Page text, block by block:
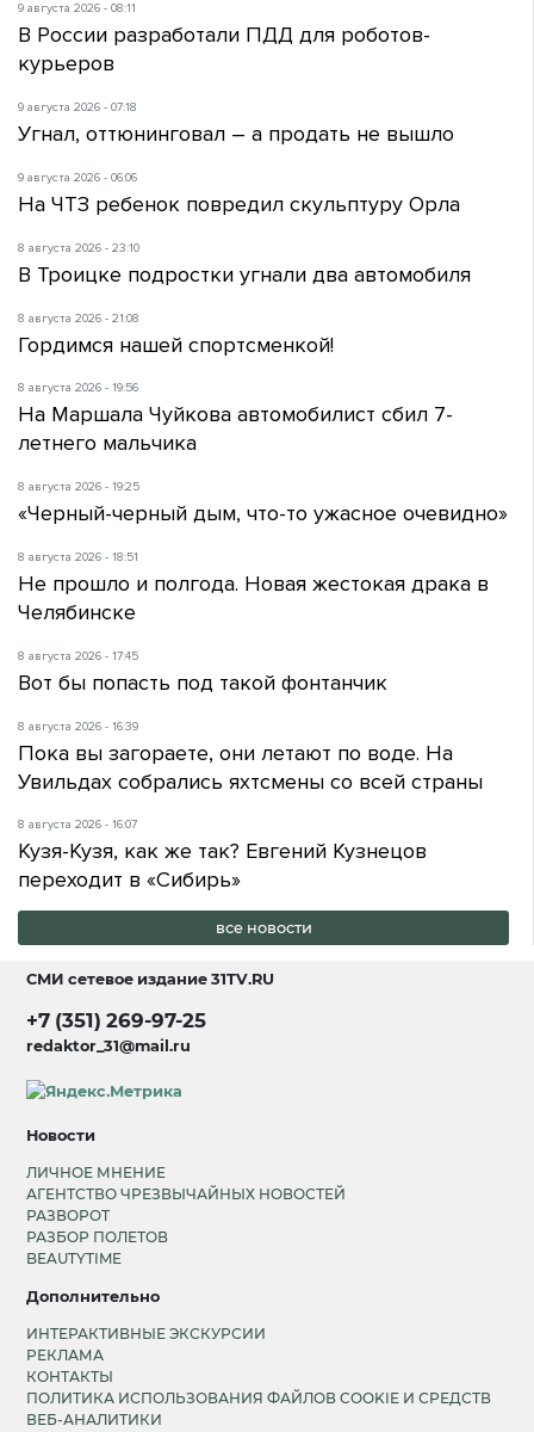
9 августа 2026 - 08:11
В России разработали ПДД для роботов-
курьеров
9 августа 2026 - 07:18
Угнал, оттюнинговал – а продать не вышло
9 августа 2026 - 06:06
На ЧТЗ ребенок повредил скульптуру Орла
8 августа 2026 - 23:10
В Троицке подростки угнали два автомобиля
8 августа 2026 - 21:08
Гордимся нашей спортсменкой!
8 августа 2026 - 19:56
На Маршала Чуйкова автомобилист сбил 7-
летнего мальчика
8 августа 2026 - 19:25
«Черный-черный дым, что-то ужасное очевидно»
8 августа 2026 - 18:51
Не прошло и полгода. Новая жестокая драка в
Челябинске
8 августа 2026 - 17:45
Вот бы попасть под такой фонтанчик
8 августа 2026 - 16:39
Пока вы загораете, они летают по воде. На
Увильдах собрались яхтсмены со всей страны
8 августа 2026 - 16:07
Кузя-Кузя, как же так? Евгений Кузнецов
переходит в «Сибирь»
все новости
СМИ сетевое издание31TV.RU
+7 (351) 269-97-25
redaktor_31@mail.ru
Новости
ЛИЧНОЕ МНЕНИЕ
АГЕНТСТВО ЧРЕЗВЫЧАЙНЫХ НОВОСТЕЙ
РАЗВОРОТ
РАЗБОР ПОЛЕТОВ
BEAUTYTIME
Дополнительно
ИНТЕРАКТИВНЫЕ ЭКСКУРСИИ
РЕКЛАМА
КОНТАКТЫ
ПОЛИТИКА ИСПОЛЬЗОВАНИЯ ФАЙЛОВ COOKIE И СРЕДСТВ
ВЕБ-АНАЛИТИКИ